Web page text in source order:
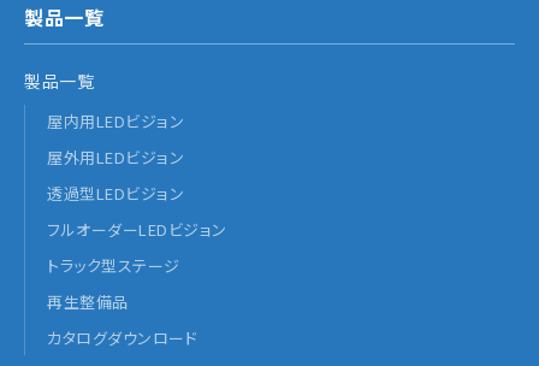
製品一覧
製品一覧
屋内用LEDビジョン
屋外用LEDビジョン
透過型LEDビジョン
フルオーダーLEDビジョン
トラック型ステージ
再生整備品
カタログダウンロード